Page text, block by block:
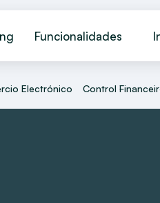
Funcionalidades
Electrónico Control